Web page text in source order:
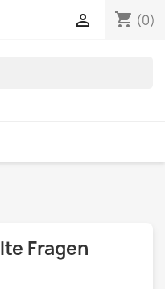
shopping_cart (0)

Fragen